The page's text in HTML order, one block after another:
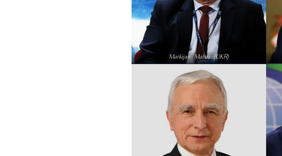
Markijan Malski (UKR)